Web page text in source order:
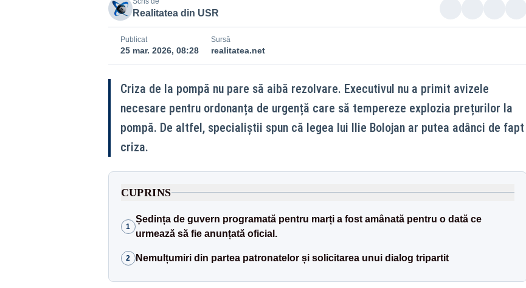
Realitatea din USR
Publicat
25 mar. 2026, 08:28
Sursă
realitatea.net
Criza de la pompă nu pare să aibă rezolvare. Executivul nu a primit avizele
necesare pentru ordonanța de urgență care să tempereze explozia prețurilor la
pompă. De altfel, specialiștii spun că legea lui Ilie Bolojan ar putea adânci de fapt
criza.
CUPRINS
1
Ședința de guvern programată pentru marți a fost amânată pentru o dată ce
urmează să fie anunțată oficial.
2 Nemulțumiri din partea patronatelor și solicitarea unui dialog tripartit